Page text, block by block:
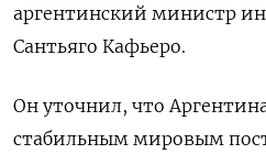
аргентинский министр
Сантьяго Кафьеро.
Он уточнил, что
стабильным мировым